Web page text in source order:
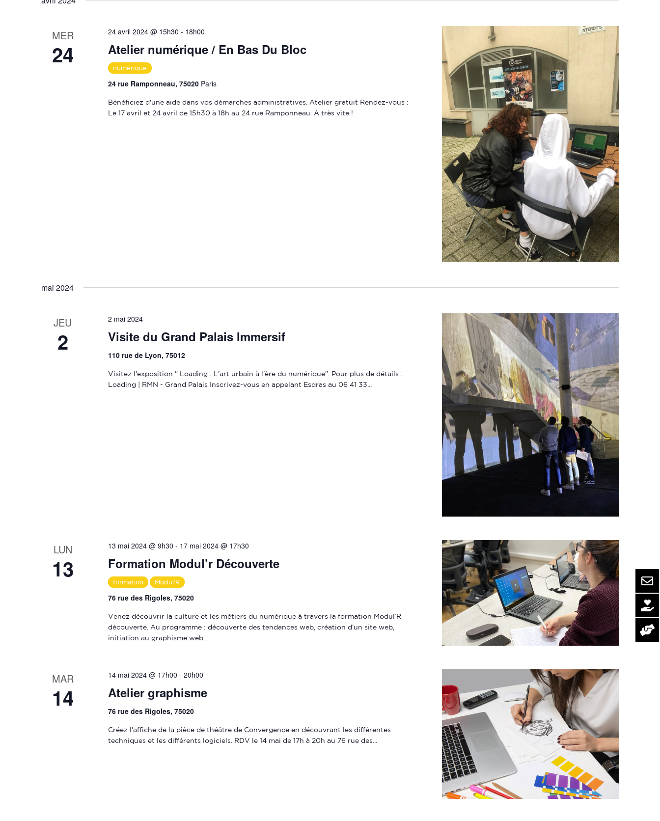
MER
24
24 avril 2024 @ 15h30 - 18h00
Atelier numérique / En Bas Du Bloc
numérique
24 rue Ramponneau, 75020 Paris
Bénéficiez d'une aide dans vos démarches administratives. Atelier gratuit Rendez-vous :
Le 17 avril et 24 avril de 15h30 à 18h au 24 rue Ramponneau. A très vite !
mai 2024
JEU
2
2 mai 2024
Visite du Grand Palais Immersif
110 rue de Lyon, 75012
Visitez l'exposition " Loading : L'art urbain à l'ère du numérique". Pour plus de détails :
Loading | RMN - Grand Palais Inscrivez-vous en appelant Esdras au 06 41 33...
LUN
13
13 mai 2024 @ 9h30 - 17 mai 2024 @ 17h30
Formation Modul’r Découverte
formation Modul'R
76 rue des Rigoles, 75020
Venez découvrir la culture et les métiers du numérique à travers la formation Modul’R
découverte. Au programme : découverte des tendances web, création d’un site web,
initiation au graphisme web...
MAR
14
14 mai 2024 @ 17h00 - 20h00
Atelier graphisme
76 rue des Rigoles, 75020
Créez l'affiche de la pièce de théâtre de Convergence en découvrant les différentes
techniques et les différents logiciels. RDV le 14 mai de 17h à 20h au 76 rue des...